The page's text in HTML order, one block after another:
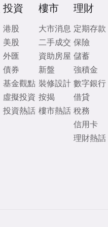
投資
港股
美股
外匯
債券
基金觀點
虛擬投資
投資熱話
樓市
大市消息
二手成交
資助房屋
新盤
裝修設計
按揭
樓市熱話
理財
定期存款
保險
儲蓄
強積金
數字銀行
借貸
稅務
信用卡
理財熱話